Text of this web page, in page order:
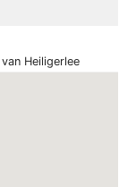
Heiligerlee